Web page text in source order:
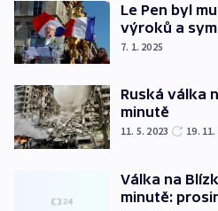
Le Pen byl
výroků a
7. 1. 2025
Ruská válka
minutě
11. 5. 2023 19.
Válka na
minutě: